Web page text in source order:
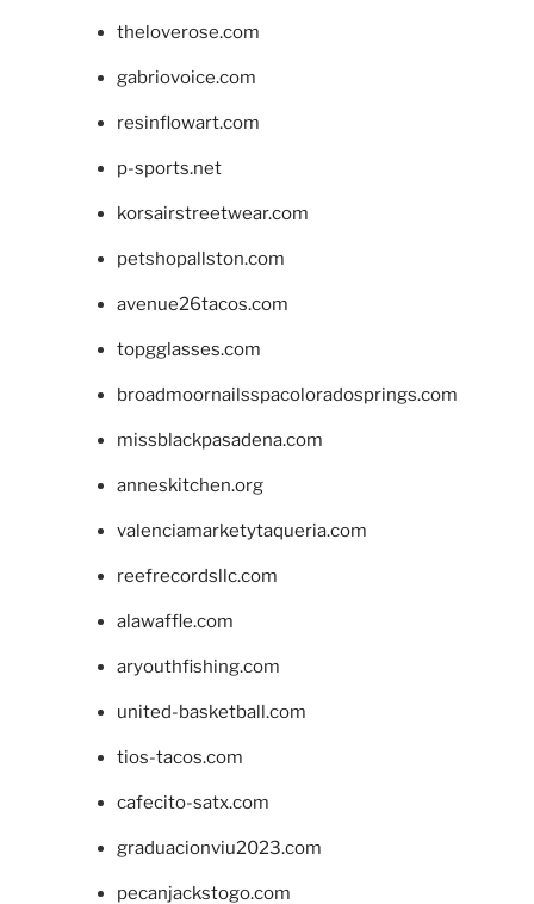
theloverose.com
gabriovoice.com
resinflowart.com
p-sports.net
korsairstreetwear.com
petshopallston.com
avenue26tacos.com
topgglasses.com
broadmoornailsspacoloradosprings.com
missblackpasadena.com
anneskitchen.org
valenciamarketytaqueria.com
reefrecordsllc.com
alawaffle.com
aryouthfishing.com
united-basketball.com
tios-tacos.com
cafecito-satx.com
graduacionviu2023.com
pecanjackstogo.com